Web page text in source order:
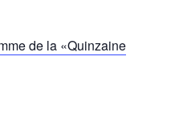
de la «Quinzaine